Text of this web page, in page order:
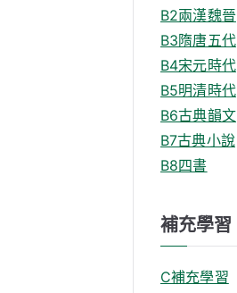
B2兩漢魏晉
B3隋唐五代
B4宋元時代
B5明清時代
B6古典韻文
B7古典小說
B8四書
補充學習
C補充學習